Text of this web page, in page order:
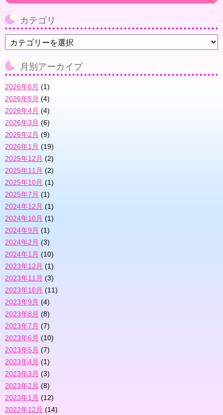
カテゴリ
テ
ゴ
リ
月別アーカイブ
2026年6月 (1)
2026年5月 (4)
2026年4月 (4)
2026年3月 (6)
2026年2月 (9)
2026年1月 (19)
2025年12月 (2)
2025年11月 (2)
2025年10月 (1)
2025年7月 (1)
2024年12月 (1)
2024年10月 (1)
2024年9月 (1)
2024年2月 (3)
2024年1月 (10)
2023年12月 (1)
2023年11月 (3)
2023年10月 (11)
2023年9月 (4)
2023年8月 (8)
2023年7月 (7)
2023年6月 (10)
2023年5月 (7)
2023年4月 (1)
2023年3月 (3)
2023年2月 (8)
2023年1月 (12)
2022年12月 (14)